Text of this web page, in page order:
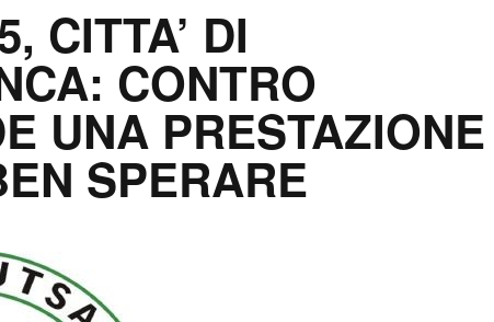
CITTA’ DI
CONTRO
UNA PRESTAZIONE
SPERARE